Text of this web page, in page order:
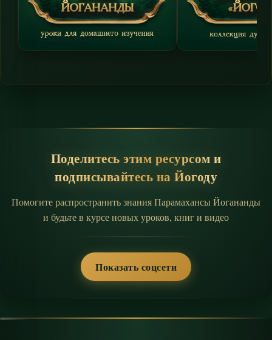
Поделитесь этим ресурсом и
подписывайтесь на Йогоду
Помогите распространить знания Парамахансы Йогананды
и будьте в курсе новых уроков, книг и видео
Показать соцсети